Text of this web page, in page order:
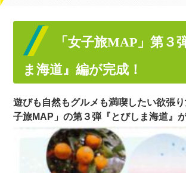
「女子旅MAP」第３
ま海道』編が完成！
遊びも自然もグルメも満喫したい欲張
子旅MAP」の第３弾『とびしま海道』